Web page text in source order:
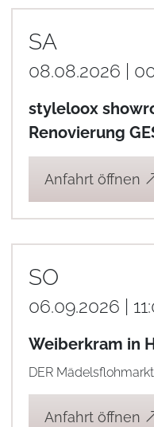
SA
08.08.2026 |
styleloox
Renovierung
Anfahrt öffnen
SO
06.09.2026 |
Weiberkram in
DER
Anfahrt öffnen